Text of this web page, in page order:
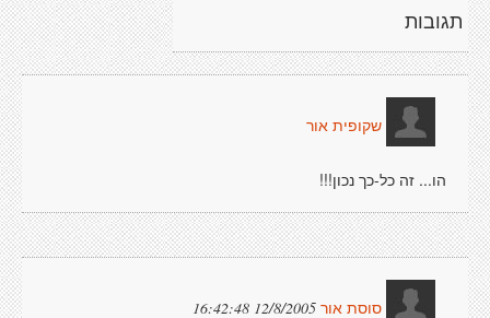
תגובות
שקופית אור
הו... זה כל-כך נכון!!!
סוסת אור 12/8/2005 16:42:48